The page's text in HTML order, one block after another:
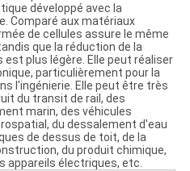
développé avec la
Comparé aux matériaux
de cellules assure le même
que la réduction de la
plus légère. Elle peut réaliser
particulièrement pour la
l'ingénierie. Elle peut être très
du transit de rail, des
marin, des véhicules
du dessalement d'eau
de dessus de toit, de la
du produit chimique,
appareils électriques, etc.